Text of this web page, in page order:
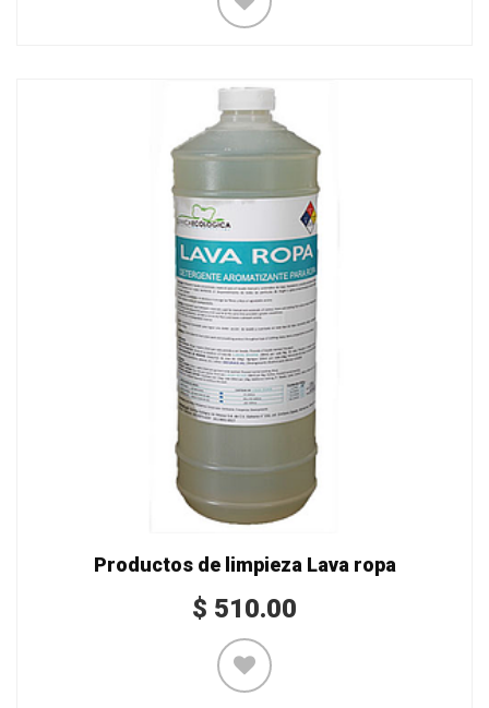
Productos de limpieza Lava ropa
$ 510.00